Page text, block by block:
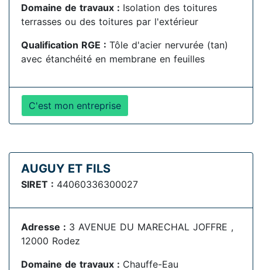
Domaine de travaux : Isolation des toitures
terrasses ou des toitures par l'extérieur
Qualification RGE : Tôle d'acier nervurée (tan)
avec étanchéité en membrane en feuilles
C'est mon entreprise
AUGUY ET FILS
SIRET : 44060336300027
Adresse : 3 AVENUE DU MARECHAL JOFFRE ,
12000 Rodez
Domaine de travaux : Chauffe-Eau